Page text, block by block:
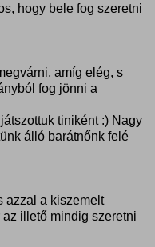
hogy bele fog szeretni
amíg elég, s
fog jönni a
tiniként :) Nagy
álló barátnőnk felé
azzal a kiszemelt
illető mindig szeretni